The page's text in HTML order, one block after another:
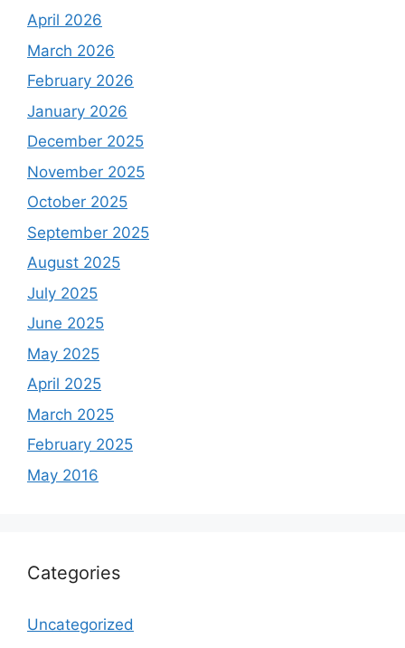
April 2026
March 2026
February 2026
January 2026
December 2025
November 2025
October 2025
September 2025
August 2025
July 2025
June 2025
May 2025
April 2025
March 2025
February 2025
May 2016
Categories
Uncategorized